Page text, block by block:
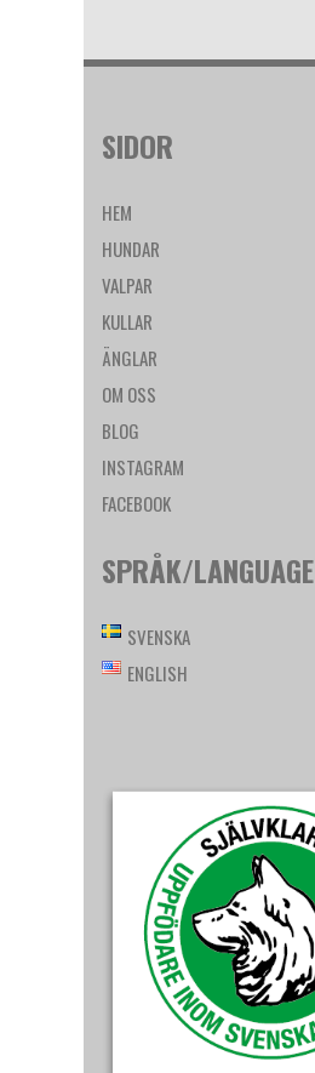
SIDOR
HEM
HUNDAR
VALPAR
KULLAR
ÄNGLAR
OM OSS
BLOG
INSTAGRAM
FACEBOOK
SPRÅK/LANGUAGE
SVENSKA
ENGLISH